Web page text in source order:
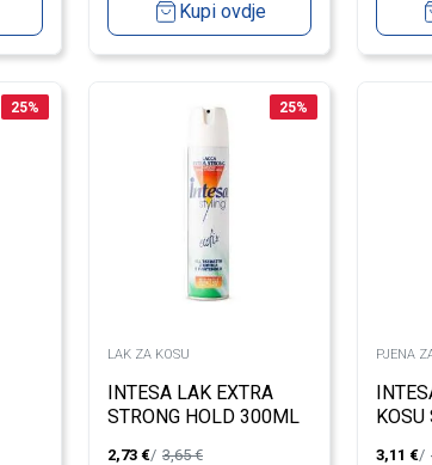
Kupi ovdje
25% 25%
LAK ZA KOSU
INTESA LAK EXTRA
STRONG HOLD 300ML
2,73 € 3,65€
PJENA
3,11 €